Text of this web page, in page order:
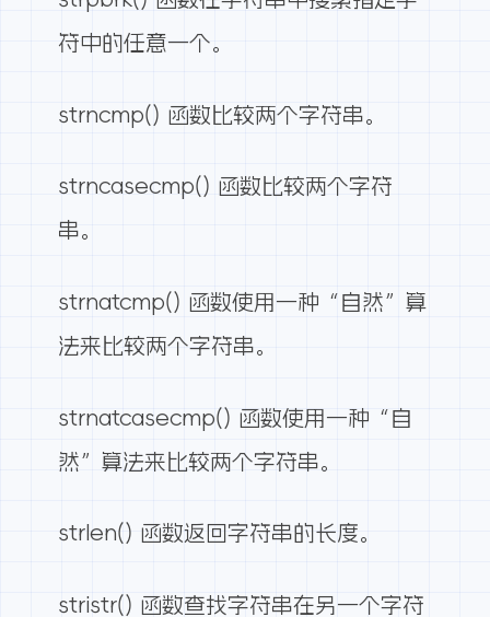
符中的任意一个。
strncmp() 函数比较两个字符串。
strncasecmp() 函数比较两个字符
串。
strnatcmp() 函数使用一种“自然”算
法来比较两个字符串。
strnatcasecmp() 函数使用一种“自
然”算法来比较两个字符串。
strlen() 函数返回字符串的长度。
stristr() 函数查找字符串在另一个字符